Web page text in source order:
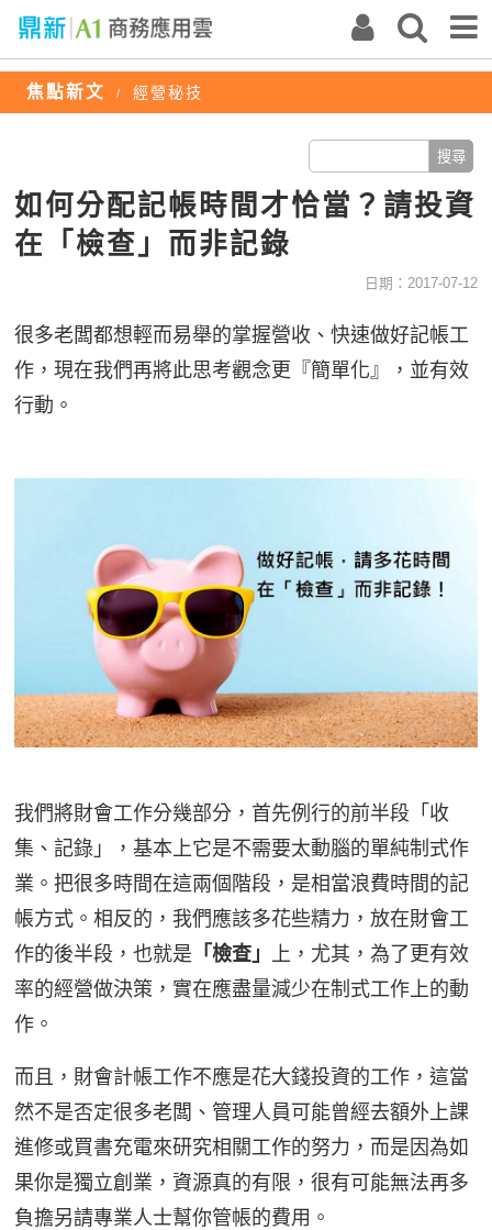
焦點新文 / 經營秘技
如何分配記帳時間才恰當？請投資
在「檢查」而非記錄
日期：2017-07-12
很多老闆都想輕而易舉的掌握營收、快速做好記帳工
作，現在我們再將此思考觀念更『簡單化』，並有效
行動。
我們將財會工作分幾部分，首先例行的前半段「收
集、記錄」，基本上它是不需要太動腦的單純制式作
業。把很多時間在這兩個階段，是相當浪費時間的記
帳方式。相反的，我們應該多花些精力，放在財會工
作的後半段，也就是 「檢查」
上，尤其，為了更有效
率的經營做決策，實在應盡量減少在制式工作上的動
作。
而且，財會計帳工作不應是花大錢投資的工作，這當
然不是否定很多老闆、管理人員可能曾經去額外上課
進修或買書充電來研究相關工作的努力，而是因為如
果你是獨立創業，資源真的有限，很有可能無法再多
負擔另請專業人士幫你管帳的費用。